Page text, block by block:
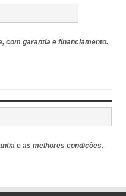
com garantia e financiamento.
e as melhores condições.